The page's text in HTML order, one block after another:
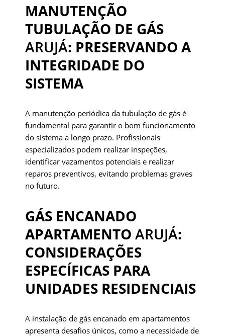
MANUTENÇÃO
TUBULAÇÃO DE GÁS
ARUJÁ: PRESERVANDO A
INTEGRIDADE DO
SISTEMA
A manutenção periódica da tubulação de gás é
fundamental para garantir o bom funcionamento
do sistema a longo prazo. Profissionais
especializados podem realizar inspeções,
identificar vazamentos potenciais e realizar
reparos preventivos, evitando problemas graves
no futuro.
GÁS ENCANADO
APARTAMENTO ARUJÁ:
CONSIDERAÇÕES
ESPECÍFICAS PARA
UNIDADES RESIDENCIAIS
A instalação de gás encanado em apartamentos
apresenta desafios únicos, como a necessidade de